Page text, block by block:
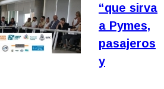
“que sirva
a Pymes,
pasajeros
y